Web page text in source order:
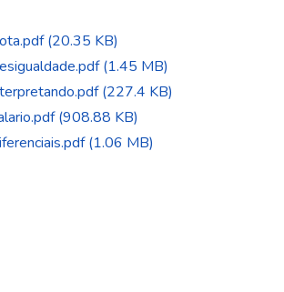
(20.35 KB)
(1.45 MB)
(227.4 KB)
(908.88 KB)
(1.06 MB)